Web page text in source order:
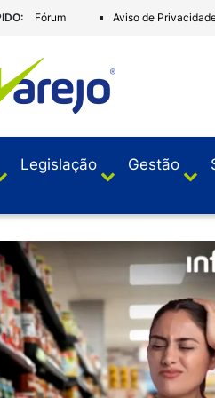
Fórum Aviso de
Legislação Gestão